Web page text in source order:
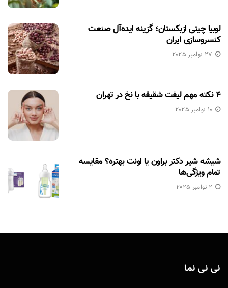
لوبیا چیتی ازبکستان؛ گزینه ایده‌آل صنعت
کنسروسازی ایران
27 نوامبر 2025
۴ نکته مهم لیفت شقیقه با نخ در تهران
10 نوامبر 2025
شیشه شیر دکتر براون یا اونت بهتره؟ مقایسه
تمام ویژگی‌ها
2 نوامبر 2025
نی نی نما